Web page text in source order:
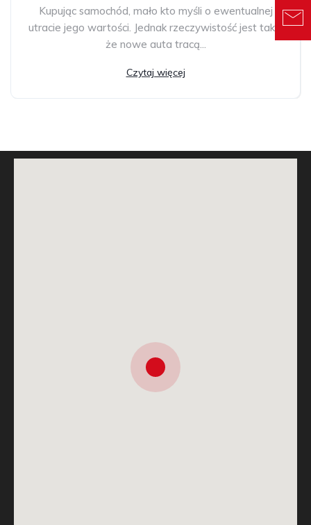
Kupując samochód, mało kto myśli o ewentualnej
utracie jego wartości. Jednak rzeczywistość jest taka,
że nowe auta tracą...
Czytaj więcej